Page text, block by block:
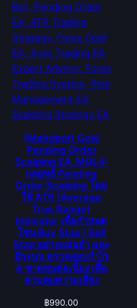
(Mqlrobot) Gold
Pending Order
Scalping EA_MQL4:
กลยุทธ์ Pending
Order Scalping โดย
ใช้ ATR (Average
True Range)
Indicator เพื่อกำหนด
โซน Buy Stop / Sell
Stop อย่างแม่นยำ และ
มีระบบ ตรวจสอบกำไร
& ขาดทุนต่อเนื่อง เพื่อ
ควบคุมความเสี่ยง
฿990.00